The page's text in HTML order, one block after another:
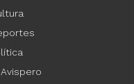
Avispero